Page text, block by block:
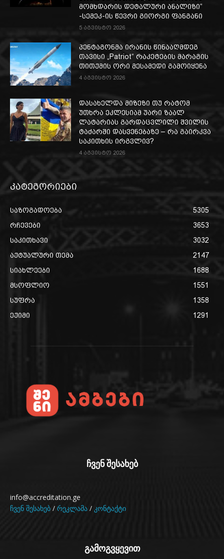
მომხდარის დეტალური ანალიზი“
-სემეკ-ის წევრი გიორგი ფანგანი
5 აგვისტო 2026
პენტაგონმა ირანის წინააღმდეგ
თავისი „Patriot“ რაკეტების მარაგის
თითქმის ორი მესამედი გამოიყენა
4 აგვისტო 2026
დასახელდა მიზეზი თუ რატომ
უთხრა ეკლესიამ უარი ზაალ
ლატარიას გარდაცვლილი შვილის
ტაძარში დასვენებაზე – რა გაირკვა
საკითხის ირგვლივ?
4 აგვისტო 2026
კატეგორიები
საზოგადოება
5305
რჩევები
3653
საკითხავი
3032
აქტუალური თემა
2147
სიახლეები
1688
მსოფლიო
1551
სუფრა
1358
ექიმი
1291
ჩვენ შესახებ
info@accreditation.ge
ჩვენ შესახებ / რეკლამა / კონტაქტი
გამოგვყევით